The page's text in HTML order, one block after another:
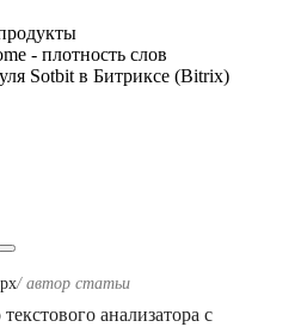
- плотность слов
Sotbit в Битриксе (Bitrix)
/ автор cтатьи
анализатора с